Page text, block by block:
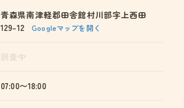
青森県南津軽郡田舎館村川部字上西田
129-12
Googleマップを開く
07:00〜18:00